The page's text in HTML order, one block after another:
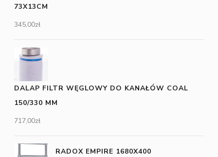
73X13CM
345,00zł
DALAP FILTR WĘGLOWY DO KANAŁÓW COAL
150/330 MM
717,00zł
RADOX EMPIRE 1680X400